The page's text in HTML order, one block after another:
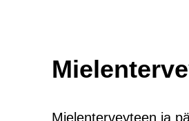
Mielenterveyteen ja